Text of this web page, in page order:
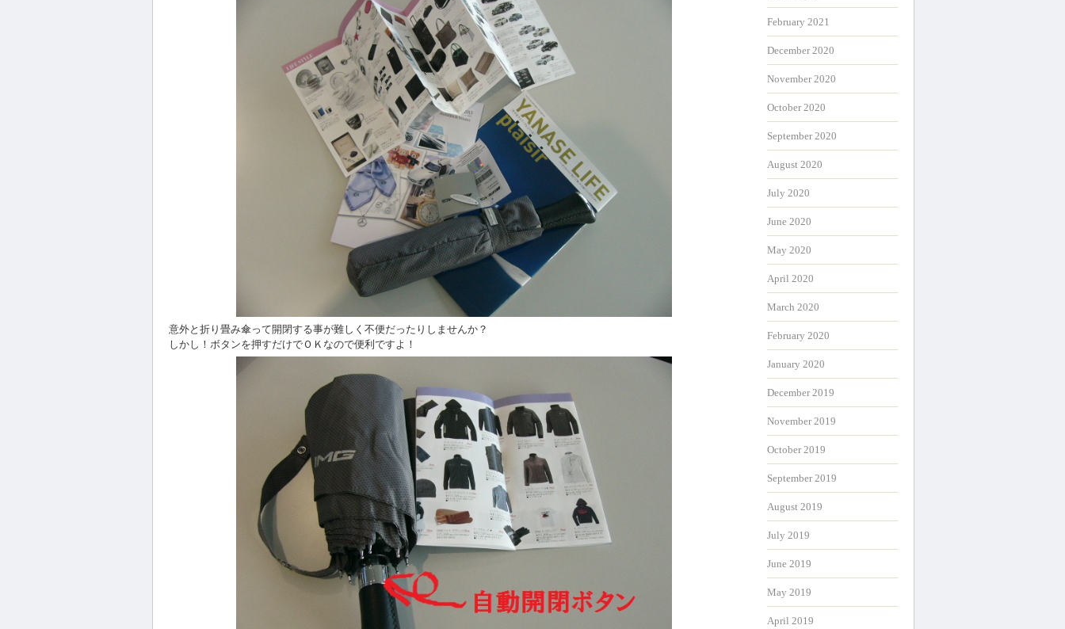
意外と折り畳み傘って開閉する事が難しく不便だったりしませんか？
しかし！ボタンを押すだけでＯＫなので便利ですよ！
February 2021
December 2020
November 2020
October 2020
September 2020
August 2020
July 2020
June 2020
May 2020
April 2020
March 2020
February 2020
January 2020
December 2019
November 2019
October 2019
September 2019
August 2019
July 2019
June 2019
May 2019
April 2019